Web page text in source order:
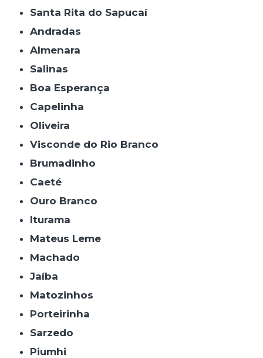
Santa Rita do Sapucaí
Andradas
Almenara
Salinas
Boa Esperança
Capelinha
Oliveira
Visconde do Rio Branco
Brumadinho
Caeté
Ouro Branco
Iturama
Mateus Leme
Machado
Jaíba
Matozinhos
Porteirinha
Sarzedo
Piumhi